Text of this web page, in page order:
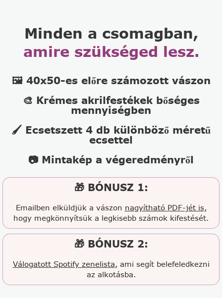
Minden a csomagban,
amire szükséged lesz.
🖼️ 40x50-es előre számozott vászon
🎨 Krémes akrilfestékek bőséges
mennyiségben
🖌️ Ecsetszett 4 db különböző méretű
ecsettel
📷 Mintakép a végeredményről
🎁 BÓNUSZ 1:
Emailben elküldjük a vászon nagyítható PDF-jét is,
hogy megkönnyítsük a legkisebb számok kifestését.
🎁 BÓNUSZ 2:
Válogatott Spotify zenelista, ami segít belefeledkezni
az alkotásba.